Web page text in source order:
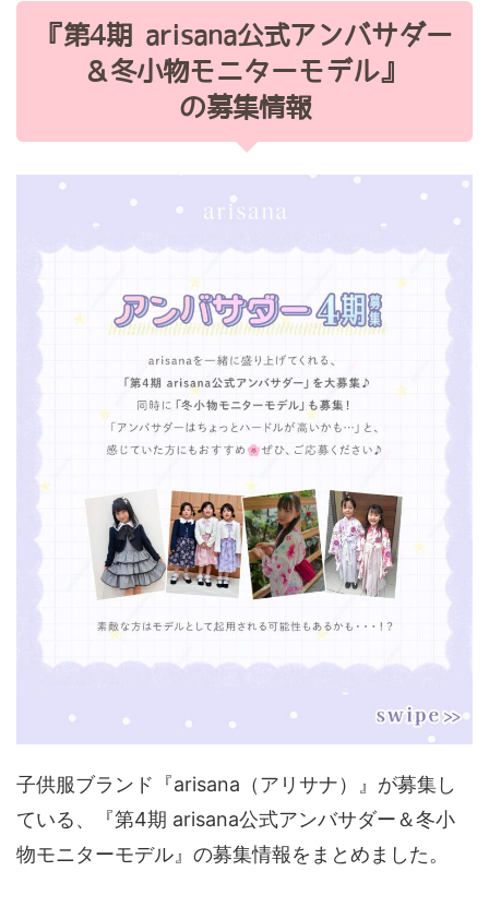
『第4期 arisana公式アンバサダー
＆冬小物モニターモデル』
の募集情報
子供服ブランド『arisana（アリサナ）』が募集し
ている、『第4期 arisana公式アンバサダー＆冬小
物モニターモデル』の募集情報をまとめました。